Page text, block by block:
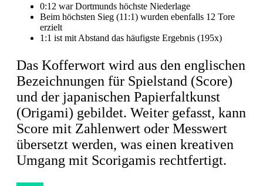
0:12 war Dortmunds höchste Niederlage
Beim höchsten Sieg (11:1) wurden ebenfalls 12 Tore
erzielt
1:1 ist mit Abstand das häufigste Ergebnis (195x)
Das Kofferwort wird aus den englischen
Bezeichnungen für Spielstand (Score)
und der japanischen Papierfaltkunst
(Origami) gebildet. Weiter gefasst, kann
Score mit Zahlenwert oder Messwert
übersetzt werden, was einen kreativen
Umgang mit Scorigamis rechtfertigt.